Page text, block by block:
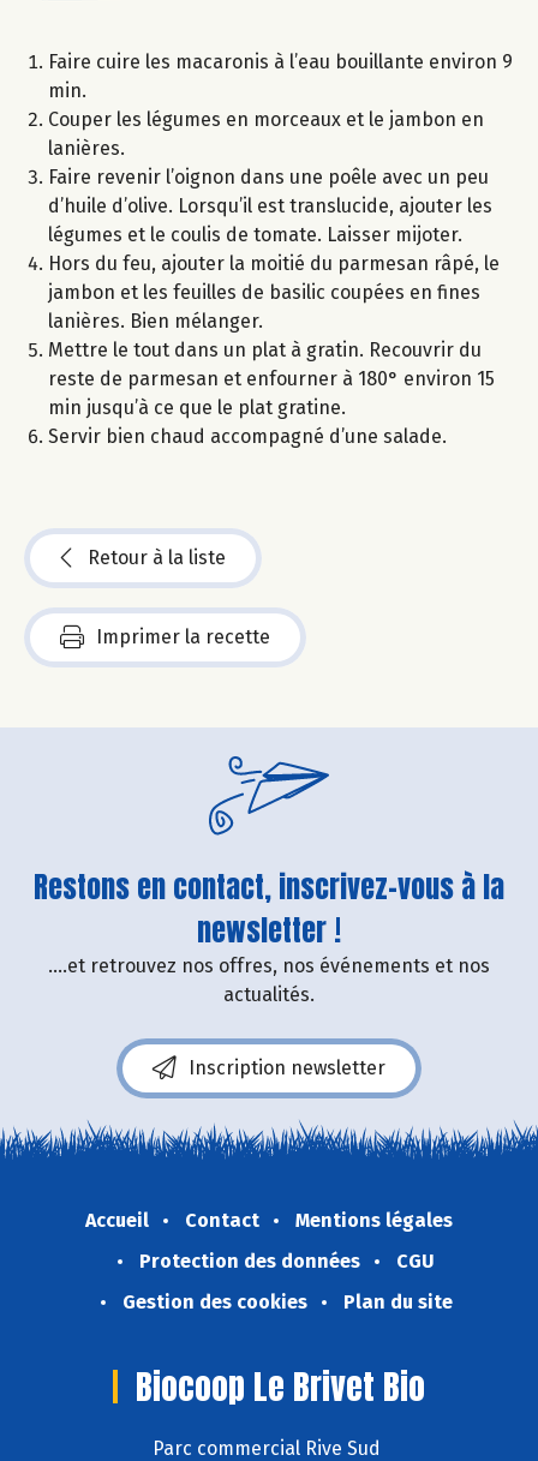
Faire cuire les macaronis à l’eau bouillante environ 9
min.
Couper les légumes en morceaux et le jambon en
lanières.
Faire revenir l’oignon dans une poêle avec un peu
d’huile d’olive. Lorsqu’il est translucide, ajouter les
légumes et le coulis de tomate. Laisser mijoter.
Hors du feu, ajouter la moitié du parmesan râpé, le
jambon et les feuilles de basilic coupées en fines
lanières. Bien mélanger.
Mettre le tout dans un plat à gratin. Recouvrir du
reste de parmesan et enfourner à 180° environ 15
min jusqu’à ce que le plat gratine.
Servir bien chaud accompagné d’une salade.
Retour à la liste
Imprimer la recette
Restons en contact, inscrivez-vous à la
newsletter !
....et retrouvez nos offres, nos événements et nos
actualités.
Inscription newsletter
Accueil Contact
Mentions légales
Protection des données
CGU
Gestion des cookies
Plan du site
Biocoop Le Brivet Bio
Parc commercial Rive Sud